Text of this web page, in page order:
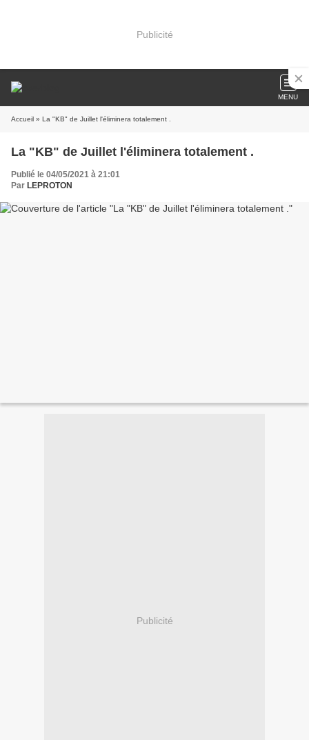
Publicité
MENU
Accueil » La "KB" de Juillet l'éliminera totalement .
La "KB" de Juillet l'éliminera totalement .
Publié le 04/05/2021 à 21:01
Par LEPROTON
Publicité